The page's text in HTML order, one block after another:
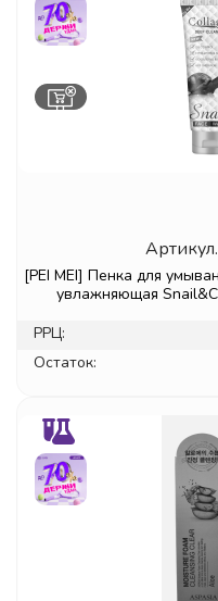
Артикул.
[PEI MEI] Пенка для
увлажняющая
РРЦ:
Остаток: